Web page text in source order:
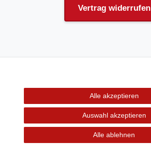
Vertrag widerrufen
Alle akzeptieren
Auswahl akzeptieren
Alle ablehnen